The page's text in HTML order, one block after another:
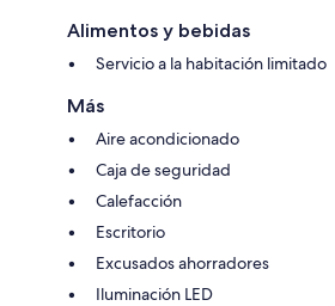
Alimentos y bebidas
Servicio a la habitación limitado
Más
Aire acondicionado
Caja de seguridad
Calefacción
Escritorio
Excusados ahorradores
Iluminación LED